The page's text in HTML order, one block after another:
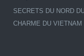
SECRETS DU NORD
CHARME DU VIETNAM